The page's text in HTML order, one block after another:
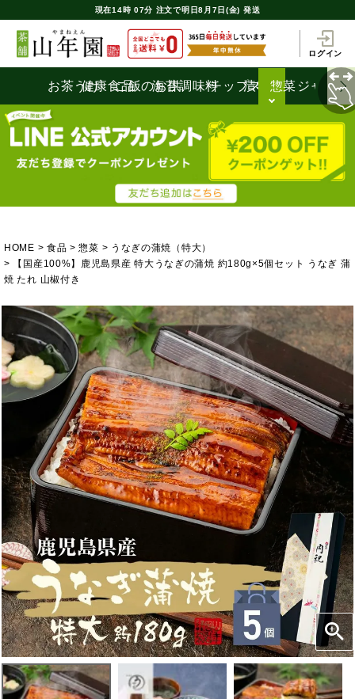
現在14時 07分 注文で明日8月7日(金) 発送
ログイン
お茶うけ健康食品ご飯のお供
海苔調味料チップス
漬物 惣菜 ジャム
HOME 食品 惣菜
うなぎの蒲焼（特大）
【国産100%】鹿児島県産 特大うなぎの蒲焼 約180g×5個セット うなぎ 蒲
焼 たれ 山椒付き